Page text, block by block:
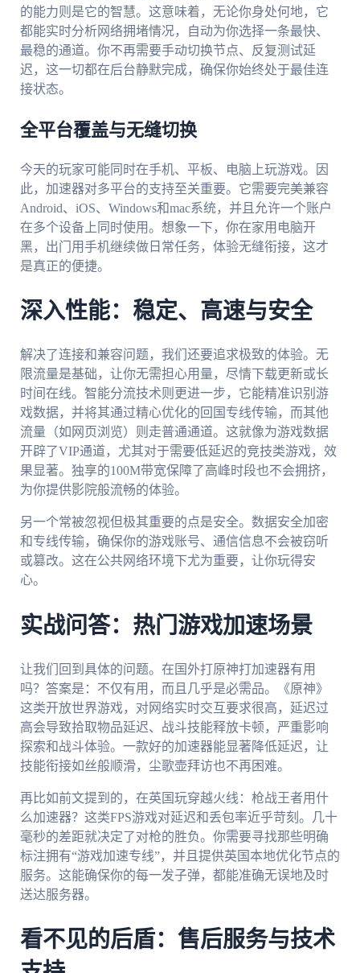
的能力则是它的智慧。这意味着，无论你身处何地，它
都能实时分析网络拥堵情况，自动为你选择一条最快、
最稳的通道。你不再需要手动切换节点、反复测试延
迟，这一切都在后台静默完成，确保你始终处于最佳连
接状态。
全平台覆盖与无缝切换
今天的玩家可能同时在手机、平板、电脑上玩游戏。因
此，加速器对多平台的支持至关重要。它需要完美兼容
Android、iOS、Windows和mac系统，并且允许一个账户
在多个设备上同时使用。想象一下，你在家用电脑开
黑，出门用手机继续做日常任务，体验无缝衔接，这才
是真正的便捷。
深入性能：稳定、高速与安全
解决了连接和兼容问题，我们还要追求极致的体验。无
限流量是基础，让你无需担心用量，尽情下载更新或长
时间在线。智能分流技术则更进一步，它能精准识别游
戏数据，并将其通过精心优化的回国专线传输，而其他
流量（如网页浏览）则走普通通道。这就像为游戏数据
开辟了VIP通道，尤其对于需要低延迟的竞技类游戏，效
果显著。独享的100M带宽保障了高峰时段也不会拥挤，
为你提供影院般流畅的体验。
另一个常被忽视但极其重要的点是安全。数据安全加密
和专线传输，确保你的游戏账号、通信信息不会被窃听
或篡改。这在公共网络环境下尤为重要，让你玩得安
心。
实战问答：热门游戏加速场景
让我们回到具体的问题。在国外打原神打加速器有用
吗？答案是：不仅有用，而且几乎是必需品。《原神》
这类开放世界游戏，对网络实时交互要求很高，延迟过
高会导致拾取物品延迟、战斗技能释放卡顿，严重影响
探索和战斗体验。一款好的加速器能显著降低延迟，让
技能衔接如丝般顺滑，尘歌壶拜访也不再困难。
再比如前文提到的，在英国玩穿越火线：枪战王者用什
么加速器？这类FPS游戏对延迟和丢包率近乎苛刻。几十
毫秒的差距就决定了对枪的胜负。你需要寻找那些明确
标注拥有“游戏加速专线”，并且提供英国本地优化节点的
服务。这能确保你的每一发子弹，都能准确无误地及时
送达服务器。
看不见的后盾：售后服务与技术